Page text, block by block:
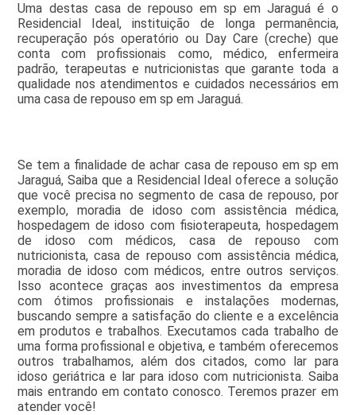
Uma destas casa de repouso em sp em Jaraguá é o
Residencial Ideal, instituição de longa permanência,
recuperação pós operatório ou Day Care (creche) que
conta com profissionais como, médico, enfermeira
padrão, terapeutas e nutricionistas que garante toda a
qualidade nos atendimentos e cuidados necessários em
uma casa de repouso em sp em Jaraguá.
Se tem a finalidade de achar casa de repouso em sp em
Jaraguá, Saiba que a Residencial Ideal oferece a solução
que você precisa no segmento de casa de repouso, por
exemplo, moradia de idoso com assistência médica,
hospedagem de idoso com fisioterapeuta, hospedagem
de idoso com médicos, casa de repouso com
nutricionista, casa de repouso com assistência médica,
moradia de idoso com médicos, entre outros serviços.
Isso acontece graças aos investimentos da empresa
com ótimos profissionais e instalações modernas,
buscando sempre a satisfação do cliente e a excelência
em produtos e trabalhos. Executamos cada trabalho de
uma forma profissional e objetiva, e também oferecemos
outros trabalhamos, além dos citados, como lar para
idoso geriátrica e lar para idoso com nutricionista. Saiba
mais entrando em contato conosco. Teremos prazer em
atender você!